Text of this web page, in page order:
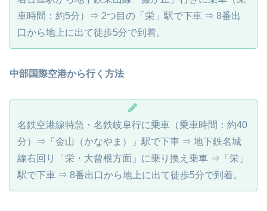
車時間：約5分）⇒ 2つ目の「栄」駅で下車 ⇒ 8番出
口から地上に出て徒歩5分で到着。
中部国際空港から行く方法
名鉄空港線特急・名鉄岐阜行に乗車（乗車時間：約40
分）⇒「金山（かなやま）」駅で下車 ⇒ 地下鉄名城
線右回り「栄・大曾根方面」に乗り換え乗車 ⇒「栄」
駅で下車 ⇒ 8番出口から地上に出て徒歩5分で到着。